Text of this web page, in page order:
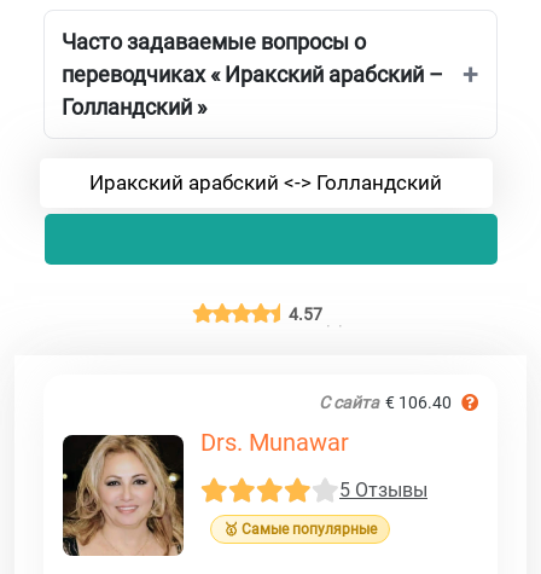
Часто задаваемые вопросы о
переводчиках « Иракский арабский –
Голландский »
Иракский арабский <-> Голландский
4.57
С сайта € 106.40
Drs. Munawar
5 Отзывы
🥇 Самые популярные